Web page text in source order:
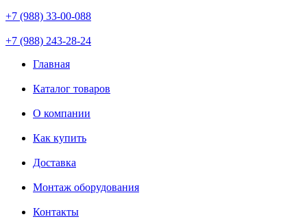
+7 (988) 33-00-088
+7 (988) 243-28-24
Главная
Каталог товаров
О компании
Как купить
Доставка
Монтаж оборудования
Контакты